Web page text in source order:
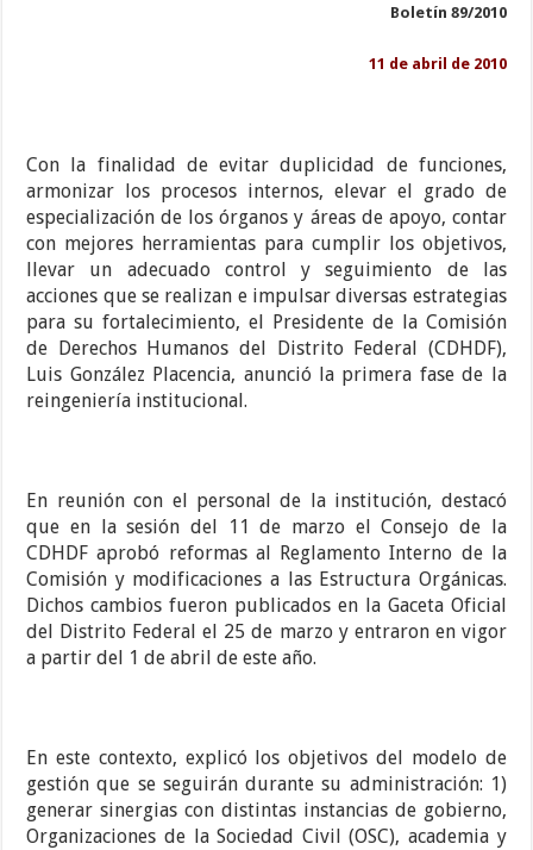
Boletín 89/2010
11 de abril de 2010
Con la finalidad de evitar duplicidad de funciones,
armonizar los procesos internos, elevar el grado de
especialización de los órganos y áreas de apoyo, contar
con mejores herramientas para cumplir los objetivos,
llevar un adecuado control y seguimiento de las
acciones que se realizan e impulsar diversas estrategias
para su fortalecimiento, el Presidente de la Comisión
de Derechos Humanos del Distrito Federal (CDHDF),
Luis González Placencia, anunció la primera fase de la
reingeniería institucional.
En reunión con el personal de la institución, destacó
que en la sesión del 11 de marzo el Consejo de la
CDHDF aprobó reformas al Reglamento Interno de la
Comisión y modificaciones a las Estructura Orgánicas.
Dichos cambios fueron publicados en la Gaceta Oficial
del Distrito Federal el 25 de marzo y entraron en vigor
a partir del 1 de abril de este año.
En este contexto, explicó los objetivos del modelo de
gestión que se seguirán durante su administración: 1)
generar sinergias con distintas instancias de gobierno,
Organizaciones de la Sociedad Civil (OSC), academia y